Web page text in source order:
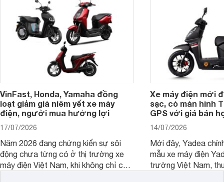
VinFast, Honda, Yamaha đồng
loạt giảm giá niêm yết xe máy
điện, người mua hưởng lợi
17/07/2026
Năm 2026 đang chứng kiến sự sôi
động chưa từng có ở thị trường xe
máy điện Việt Nam, khi không chỉ có
Xe máy điện mới
sạc, có màn hình
GPS với giá bán
14/07/2026
Mới đây, Yadea
mẫu xe máy điện
trường Việt Nam,